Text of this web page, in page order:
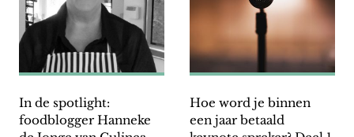
In de spotlight:
foodblogger Hanneke
Hoe word je binnen
een jaar betaald